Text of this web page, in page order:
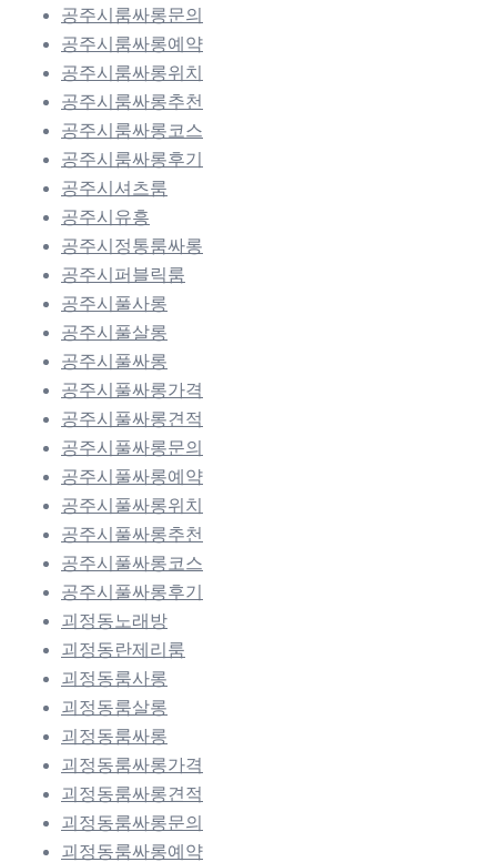
공주시룸싸롱문의
공주시룸싸롱예약
공주시룸싸롱위치
공주시룸싸롱추천
공주시룸싸롱코스
공주시룸싸롱후기
공주시셔츠룸
공주시유흥
공주시정통룸싸롱
공주시퍼블릭룸
공주시풀사롱
공주시풀살롱
공주시풀싸롱
공주시풀싸롱가격
공주시풀싸롱견적
공주시풀싸롱문의
공주시풀싸롱예약
공주시풀싸롱위치
공주시풀싸롱추천
공주시풀싸롱코스
공주시풀싸롱후기
괴정동노래방
괴정동란제리룸
괴정동룸사롱
괴정동룸살롱
괴정동룸싸롱
괴정동룸싸롱가격
괴정동룸싸롱견적
괴정동룸싸롱문의
괴정동룸싸롱예약